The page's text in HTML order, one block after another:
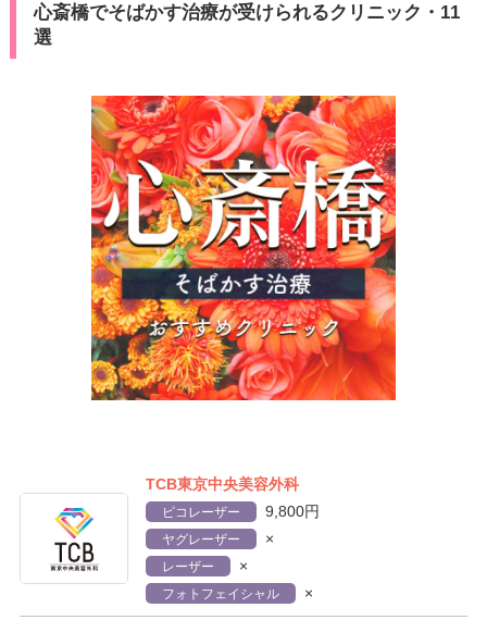
心斎橋でそばかす治療が受けられるクリニック・11
選
TCB東京中央美容外科
ピコレーザー 9,800円
ヤグレーザー ×
レーザー ×
フォトフェイシャル ×